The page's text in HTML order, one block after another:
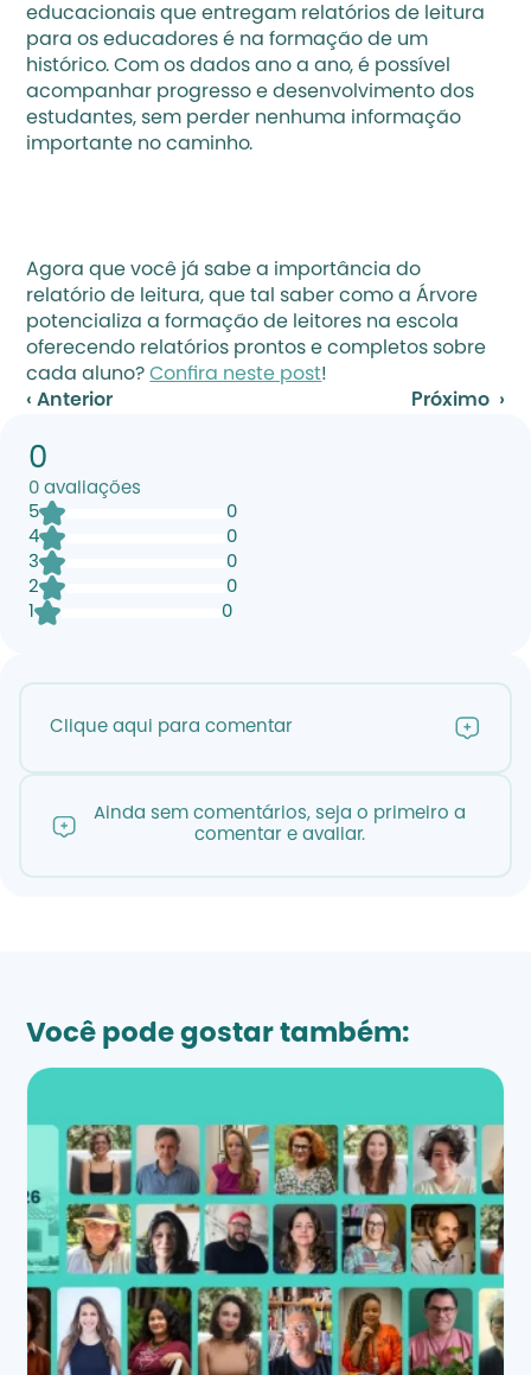
educacionais que entregam relatórios de leitura
para os educadores é na formação de um
histórico. Com os dados ano a ano, é possível
acompanhar progresso e desenvolvimento dos
estudantes, sem perder nenhuma informação
importante no caminho.
Agora que você já sabe a importância do
relatório de leitura, que tal saber como a Árvore
potencializa a formação de leitores na escola
oferecendo relatórios prontos e completos sobre
cada aluno? Confira neste post!
‹ Anterior
Próximo  ›
0
0 avaliações
5
0
4
0
3
0
2
0
0
Clique aqui para comentar
Ainda sem comentários, seja o primeiro a
comentar e avaliar.
Você pode gostar também: